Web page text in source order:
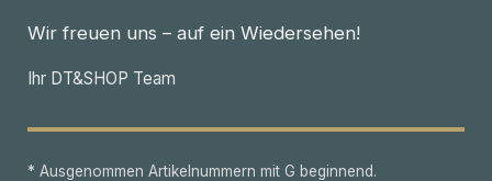
Wir freuen uns – auf ein Wiedersehen!
Ihr DT&SHOP Team
* Ausgenommen Artikelnummern mit G beginnend.